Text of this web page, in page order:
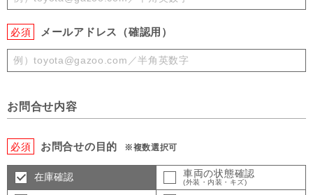
必須 メールアドレス（確認用）
お問合せ内容
必須 お問合せの目的 ※複数選択可
在庫確認 車両の状態確認
(外装・内装・キズ)